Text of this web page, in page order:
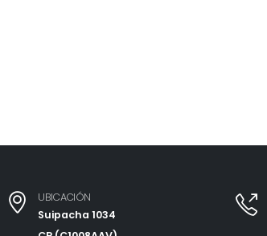
UBICACIÓN
Suipacha 1034